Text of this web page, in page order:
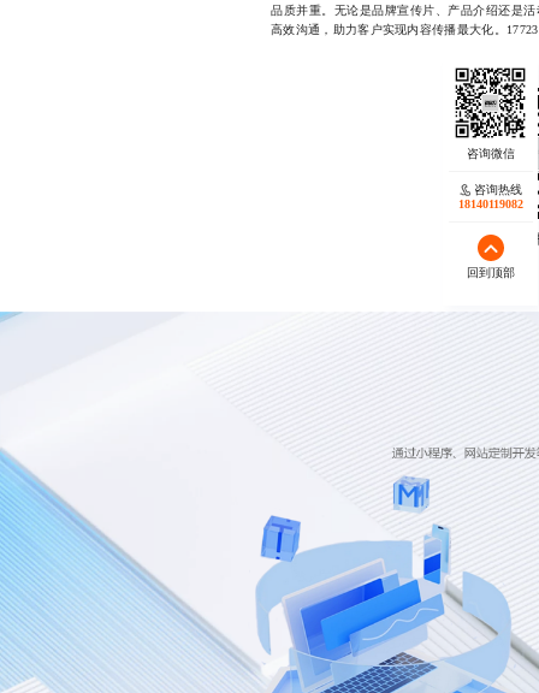
品质并重。无论是品牌宣传片、产品介绍还是
高效沟通，助力客户实现内容传播最大化。
微
咨询热线
18140119082
回到顶部